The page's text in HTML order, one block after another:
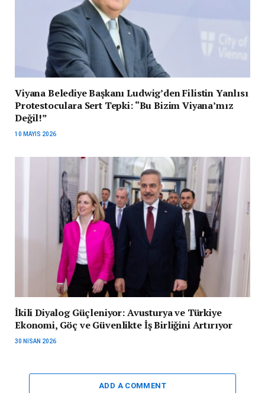
Viyana Belediye Başkanı Ludwig’den Filistin Yanlısı
Protestoculara Sert Tepki: “Bu Bizim Viyana’mız
Değil!”
10 MAYIS 2026
İkili Diyalog Güçleniyor: Avusturya ve Türkiye
Ekonomi, Göç ve Güvenlikte İş Birliğini Artırıyor
30 NISAN 2026
ADD A COMMENT